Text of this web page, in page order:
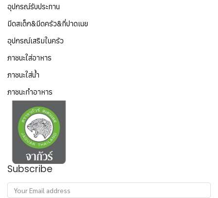
อุปกรณ์รับประทาน
มีดสเต็ก&มีดครัว&ที่ปาดเนย
อุปกรณ์เสริมในครัว
ภาชนะใส่อาหาร
ภาชนะใส่น้ำ
ภาชนะทำอาหาร
Subscribe